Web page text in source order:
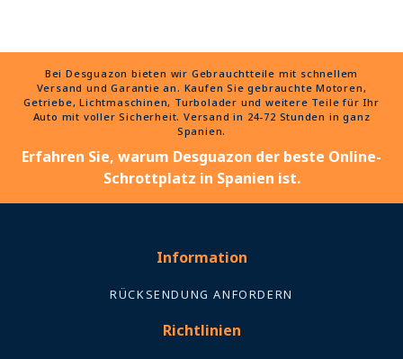
Bei Desguazon bieten wir Gebrauchtteile mit schnellem
Versand und Garantie an. Kaufen Sie gebrauchte Motoren,
Getriebe, Lichtmaschinen, Turbolader und weitere Teile für Ihr
Auto mit voller Sicherheit. Versand in 24-72 Stunden in ganz
Spanien.
Erfahren Sie, warum Desguazon der beste Online-
Schrottplatz in Spanien ist.
Information
RÜCKSENDUNG ANFORDERN
Richtlinien